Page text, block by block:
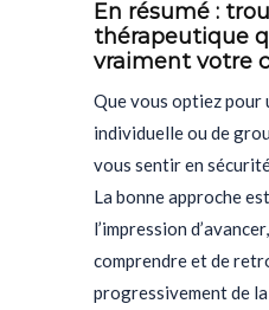
En résumé :
thérapeutique
vraiment votre
Que vous optiez pour
individuelle ou de
vous sentir en
La bonne approche
l’impression
comprendre et de
progressivement de